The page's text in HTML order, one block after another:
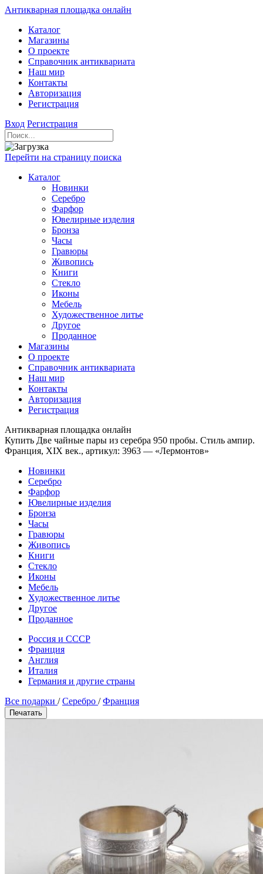
Антикварная площадка онлайн
Каталог
Магазины
О проекте
Справочник антиквариата
Наш мир
Контакты
Авторизация
Регистрация
Вход Регистрация
Перейти на страницу поиска
Каталог
Новинки
Серебро
Фарфор
Ювелирные изделия
Бронза
Часы
Гравюры
Живопись
Книги
Стекло
Иконы
Мебель
Художественное литье
Другое
Проданное
Магазины
О проекте
Справочник антиквариата
Наш мир
Контакты
Авторизация
Регистрация
Антикварная площадка онлайн
Купить Две чайные пары из серебра 950 пробы. Стиль ампир.
Франция, XIX век., артикул: 3963 — «Лермонтов»
Новинки
Серебро
Фарфор
Ювелирные изделия
Бронза
Часы
Гравюры
Живопись
Книги
Стекло
Иконы
Мебель
Художественное литье
Другое
Проданное
Россия и СССР
Франция
Англия
Италия
Германия и другие страны
Все подарки /Серебро /Франция